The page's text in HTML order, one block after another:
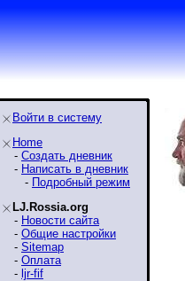
Войти в систему
Home
- Создать дневник
- Написать в дневник
- Подробный режим
LJ.Rossia.org
- Новости сайта
- Общие настройки
- Sitemap
- Оплата
- ljr-fif